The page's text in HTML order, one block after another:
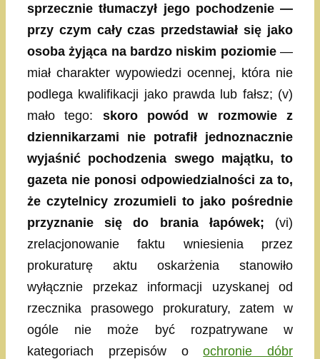
sprzecznie tłumaczył jego pochodzenie —
przy czym cały czas przedstawiał się jako
osoba żyjąca na bardzo niskim poziomie—
miał charakter wypowiedzi ocennej, która nie
podlega kwalifikacji jako prawda lub fałsz; (v)
mało tego: skoro powód w rozmowie z
dziennikarzami nie potrafił jednoznacznie
wyjaśnić pochodzenia swego majątku, to
gazeta nie ponosi odpowiedzialności za to,
że czytelnicy zrozumieli to jako pośrednie
przyznanie się do brania łapówek; (vi)
zrelacjonowanie faktu wniesienia przez
prokuraturę aktu oskarżenia stanowiło
wyłącznie przekaz informacji uzyskanej od
rzecznika prasowego prokuratury, zatem w
ogóle nie może być rozpatrywane w
kategoriach przepisów oochronie dóbr